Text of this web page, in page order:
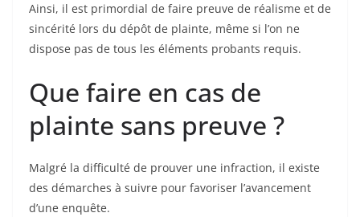
Ainsi, il est primordial de faire preuve de réalisme et de
sincérité lors du dépôt de plainte, même si l’on ne
dispose pas de tous les éléments probants requis.
Que faire en cas de
plainte sans preuve ?
Malgré la difficulté de prouver une infraction, il existe
des démarches à suivre pour favoriser l’avancement
d’une enquête.